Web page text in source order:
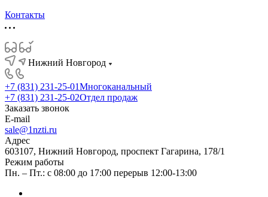
Контакты
Нижний Новгород
+7 (831) 231-25-01Многоканальный
+7 (831) 231-25-02Отдел продаж
Заказать звонок
E-mail
sale@1nzti.ru
Адрес
603107, Нижний Новгород, проспект Гагарина, 178/1
Режим работы
Пн. – Пт.: с 08:00 до 17:00 перерыв 12:00-13:00